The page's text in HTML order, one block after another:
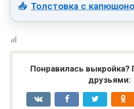
Толстовка с
Понравилась выкройка?
друзьями: